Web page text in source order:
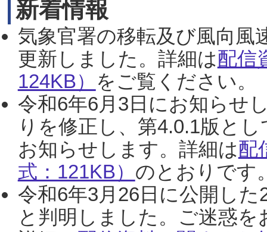
新着情報
気象官署の移転及び風向風
更新しました。詳細は配信
124KB） をご覧ください。
令和6年6月3日にお知らせ
りを修正し、第4.0.1版と
お知らせします。詳細は配
式：121KB） のとおりです
令和6年3月26日に公開し
と判明しました。ご迷惑